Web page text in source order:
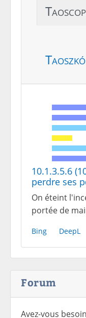
10.1.3.5.6
perdre ses
On éteint
portée de
Bing DeepL
Forum
Avez-vous